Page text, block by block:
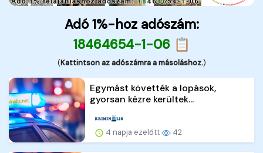
Adó 1%-hoz adószám:
18464654-1-06 📋
(Kattintson az adószámra a másoláshoz.)
Egymást követték a lopások,
gyorsan kézre kerültek...
4 napja ezelőtt 42